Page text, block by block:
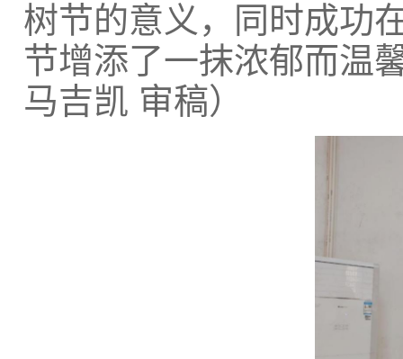
树节的意义，同时成功
节增添了一抹浓郁而温
马吉凯 审稿）